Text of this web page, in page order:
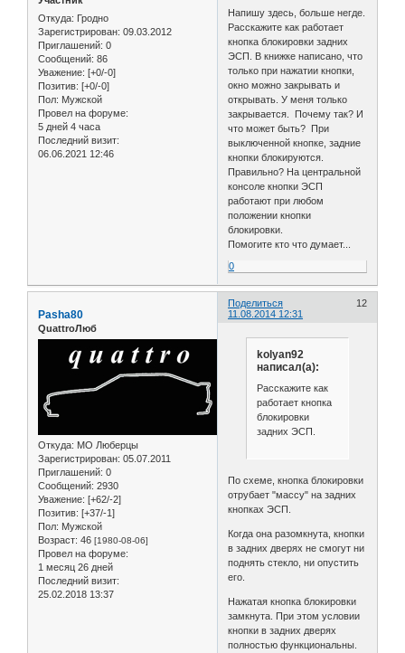
Откуда: Гродно
Зарегистрирован: 09.03.2012
Приглашений: 0
Сообщений: 86
Уважение: [+0/-0]
Позитив: [+0/-0]
Пол: Мужской
Провел на форуме:
5 дней 4 часа
Последний визит:
06.06.2021 12:46
Напишу здесь, больше негде.
Расскажите как работает
кнопка блокировки задних
ЭСП. В книжке написано, что
только при нажатии кнопки,
окно можно закрывать и
открывать. У меня только
закрывается. Почему так? И
что может быть? При
выключенной кнопке, задние
кнопки блокируются.
Правильно? На центральной
консоле кнопки ЭСП
работают при любом
положении кнопки
блокировки.
Помогите кто что думает...
0
Поделиться
12
11.08.2014 12:31
Pasha80
QuattroЛюб
Откуда: МО Люберцы
Зарегистрирован: 05.07.2011
Приглашений: 0
Сообщений: 2930
Уважение: [+62/-2]
Позитив: [+37/-1]
Пол: Мужской
Возраст: 46 [1980-08-06]
Провел на форуме:
1 месяц 26 дней
Последний визит:
25.02.2018 13:37
kolyan92
написал(а):
Расскажите как
работает кнопка
блокировки
задних ЭСП.
По схеме, кнопка блокировки
отрубает "массу" на задних
кнопках ЭСП.
Когда она разомкнута, кнопки
в задних дверях не смогут ни
поднять стекло, ни опустить
его.
Нажатая кнопка блокировки
замкнута. При этом условии
кнопки в задних дверях
полностью функциональны.